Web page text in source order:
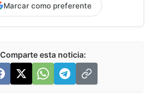
Marcar como preferente
Comparte esta noticia: